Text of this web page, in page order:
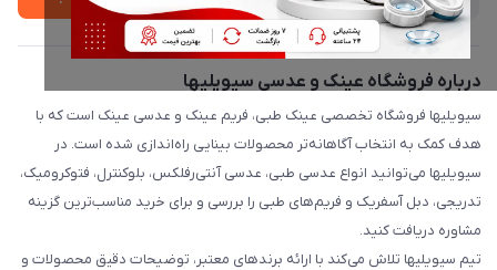
درباره فروشگاه عینک و عدسی سیویلیها
سیویلیها فروشگاه تخصصی عینک طبی، فریم عینک و عدسی عینک است که با
هدف کمک به انتخاب آگاهانه‌تر محصولات بینایی راه‌اندازی شده است. در
سیویلیها می‌توانید انواع عدسی طبی، عدسی آنتی‌رفلکس، بلوکنترل، فتوکرومیک،
تدریجی، دبل آسفریک و فریم‌های طبی را بررسی و برای خرید مناسب‌ترین گزینه
مشاوره دریافت کنید.
تیم سیویلیها تلاش می‌کند با ارائه برندهای معتبر، توضیحات دقیق محصولات و